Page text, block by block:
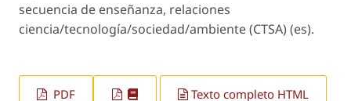
secuencia de enseñanza, relaciones
ciencia/tecnología/sociedad/ambiente (CTSA) (es).
PDF Texto completo HTML